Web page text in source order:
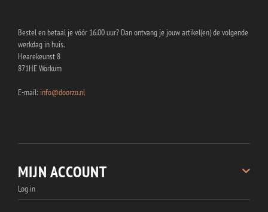
Bestel en betaal je vóór 16.00 uur? Dan ontvang je jouw artikel(en) de volgende
werkdag in huis.
Hearekeunst 8
871HE Workum
E-mail: info@doorzo.nl
MIJN ACCOUNT
Log in